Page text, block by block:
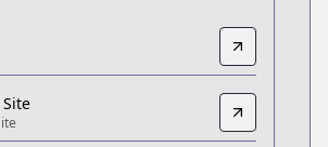
vizmanga/chapters/